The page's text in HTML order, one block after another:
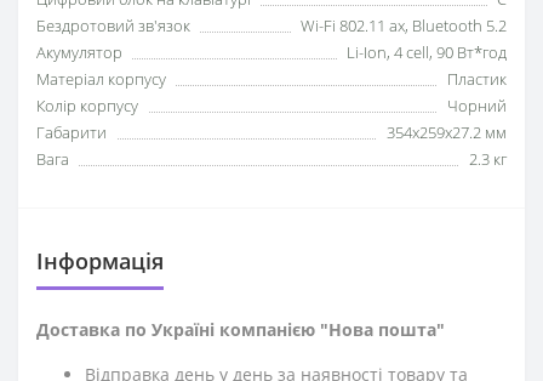
Бездротовий зв'язок
Wi-Fi 802.11 ax, Bluetooth 5.2
Акумулятор
Li-Ion, 4 cell, 90 Вт*год
Матеріал корпусу
Пластик
Колір корпусу
Чорний
Габарити
354x259x27.2 мм
Вага
2.3 кг
Iнформація
Доставка по Україні компанією "Нова пошта"
Відправка день у день за наявності товару та